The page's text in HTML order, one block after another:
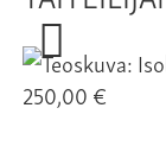
250,00 €